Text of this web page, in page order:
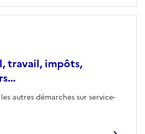
travail, impôts,
autres démarches sur service-